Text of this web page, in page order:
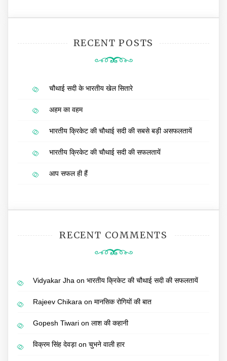
RECENT POSTS
चौथाई सदी के भारतीय खेल सितारे
अहम का वहम
भारतीय क्रिकेट की चौथाई सदी की सबसे बड़ी असफलतायें
भारतीय क्रिकेट की चौथाई सदी की सफलतायें
आप सफल ही हैं
RECENT COMMENTS
Vidyakar Jha on भारतीय क्रिकेट की चौथाई सदी की सफलतायें
Rajeev Chikara on मानसिक रोगियों की बात
Gopesh Tiwari on लाश की कहानी
विक्रम सिंह देवड़ाon चुभने वाली हार